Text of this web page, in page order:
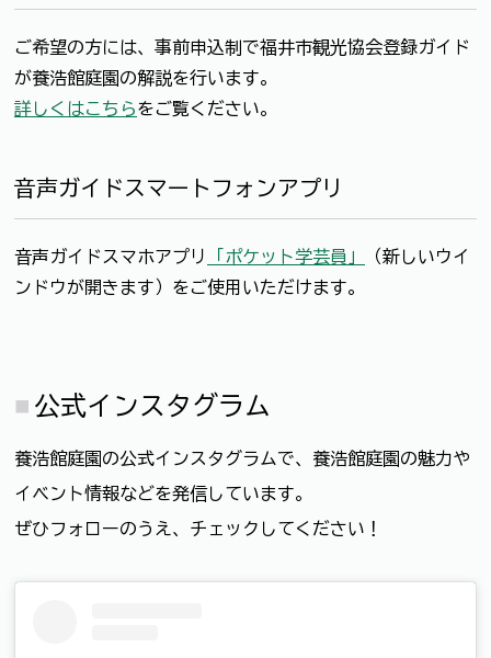
ご希望の方には、事前申込制で福井市観光協会登録ガイド
が養浩館庭園の解説を行います。
詳しくはこちらをご覧ください。
音声ガイドスマートフォンアプリ
音声ガイドスマホアプリ 「ポケット学芸員」
（新しいウイ
ンドウが開きます）をご使用いただけます。
公式インスタグラム
養浩館庭園の公式インスタグラムで、養浩館庭園の魅力や
イベント情報などを発信しています。
ぜひフォローのうえ、チェックしてください！